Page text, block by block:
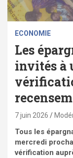
ECONOMIE
Les
invités à
7 juin 2026
Tous les
mercredi
vérification